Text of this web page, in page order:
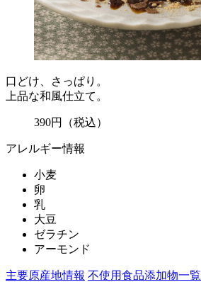
口どけ、さっぱり。
上品な和風仕立て。
390円 （税込）
アレルギー情報
小麦
卵
乳
大豆
ゼラチン
アーモンド
主要原産地情報 不使用食品添加物一覧